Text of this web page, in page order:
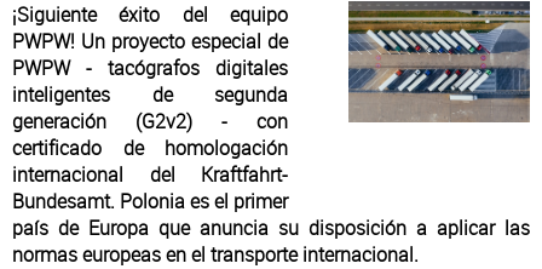
¡Siguiente éxito del equipo
PWPW! Un proyecto especial de
PWPW - tacógrafos digitales
inteligentes de segunda
generación (G2v2) - con
certificado de homologación
internacional del Kraftfahrt-
Bundesamt. Polonia es el primer
país de Europa que anuncia su disposición a aplicar las
normas europeas en el transporte internacional.